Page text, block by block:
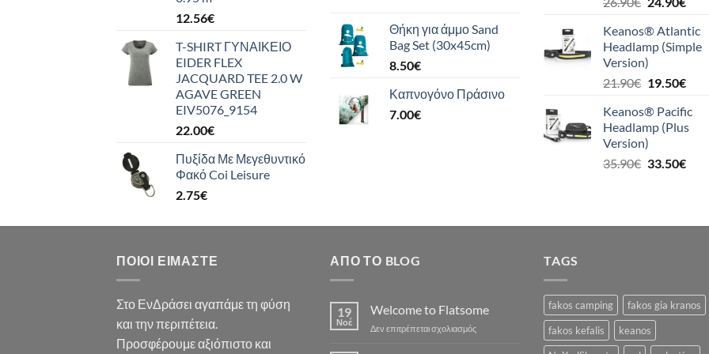
12.56€
T-SHIRT ΓΥΝΑΙΚΕΙΟ
EIDER FLEX
JACQUARD TEE 2.0 W
AGAVE GREEN
EIV5076_9154
22.00€
Πυξίδα Με Μεγεθυντικό
Φακό Coi Leisure
2.75€
Θήκη για άμμο Sand
Bag Set (30x45cm)
8.50€
Καπνογόνο Πράσινο
7.00€
was:
26.90€.
τιμή
είναι:
Keanos® Atlantic
Headlamp (Simple
Version)
21.90€ Original
was:
21.90€.
19.50€Η
τιμή
είναι:
Keanos® Pacific
Headlamp (Plus
Version)
35.90€ Original
33.50€Η
ΠΟΙΟΙ ΕΊΜΑΣΤΕ
Στο ΕνΔράσει αγαπάμε τη φύση
και την περιπέτεια.
Προσφέρουμε αξιόπιστο και
ΑΠΌ ΤΟ BLOG
19
Νοέ
Welcome to Flatsome
Δεν επιτρέπεται σχολιασμόςστο
TAGS
fakos camping
fakos gia kranos
fakos kefalis
keanos